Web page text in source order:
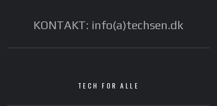
KONTAKT: info(a)techsen.dk
TECH FOR ALLE